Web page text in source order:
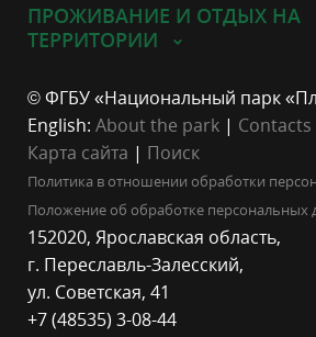
ПРОЖИВАНИЕ И ОТДЫХ НА
ТЕРРИТОРИИ
© ФГБУ «Национальный парк
English: About the park | Contacts
Карта сайта | Поиск
Политика в отношении обработки
Положение об обработке персональных
152020, Ярославская область,
г. Переславль-Залесский,
ул. Советская, 41
+7 (48535) 3-08-44